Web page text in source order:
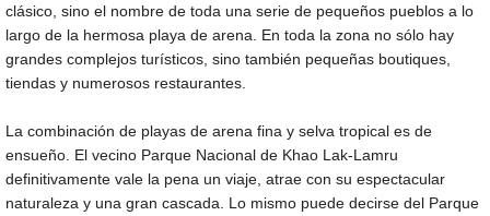
clásico, sino el nombre de toda una serie de pequeños pueblos a lo
largo de la hermosa playa de arena. En toda la zona no sólo hay
grandes complejos turísticos, sino también pequeñas boutiques,
tiendas y numerosos restaurantes.
La combinación de playas de arena fina y selva tropical es de
ensueño. El vecino Parque Nacional de Khao Lak-Lamru
definitivamente vale la pena un viaje, atrae con su espectacular
naturaleza y una gran cascada. Lo mismo puede decirse del Parque